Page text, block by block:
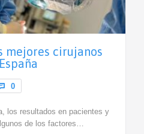
mejores cirujanos
0Comments
los resultados en pacientes y
de los factores…